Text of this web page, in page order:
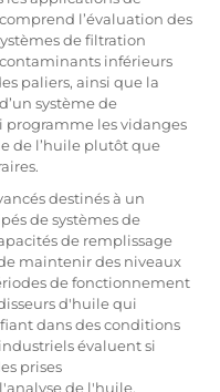
l’évaluation des
de filtration
inférieurs
paliers, ainsi que la
système de
programme les vidanges
de l’huile plutôt que
destinés à un
de systèmes de
de remplissage
maintenir des niveaux
de fonctionnement
d'huile qui
dans des conditions
évaluent si
prises
de l'huile,